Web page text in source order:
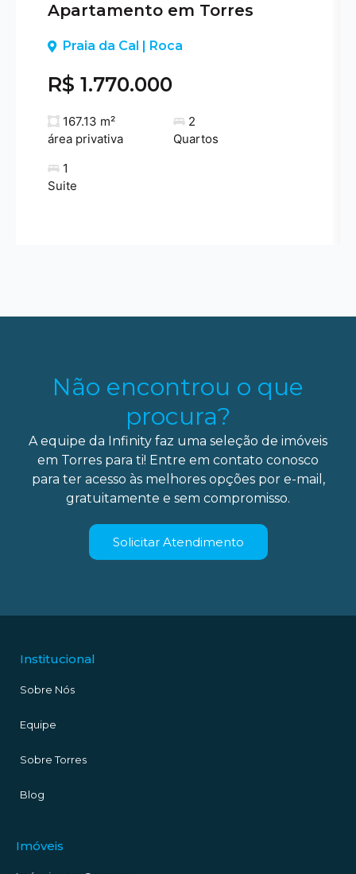
Previous
Apartamento em Torres
Praia da Cal | Roca
R$ 1.770.000
167.13 m²
área privativa
2
Quartos
1
Suite
Não encontrou o que
procura?
A equipe da Infinity faz uma seleção de imóveis
em Torres para ti! Entre em contato conosco
para ter acesso às melhores opções por e-mail,
gratuitamente e sem compromisso.
Solicitar Atendimento
Institucional
Sobre Nós
Equipe
Sobre Torres
Blog
Imóveis